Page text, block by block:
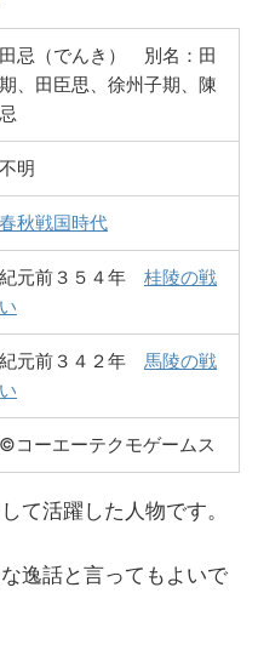
田忌（でんき） 別名：田
期、田臣思、徐州子期、陳
忌
不明
春秋戦国時代
紀元前３５４年 桂陵の戦
い
紀元前３４２年 馬陵の戦
い
©コーエーテクモゲームス
て活躍した人物です。
逸話と言ってもよいで